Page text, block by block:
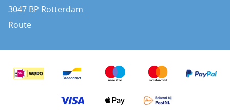
Bootkussens
Zwemtrappen
3047 BP Rotterdam
Route